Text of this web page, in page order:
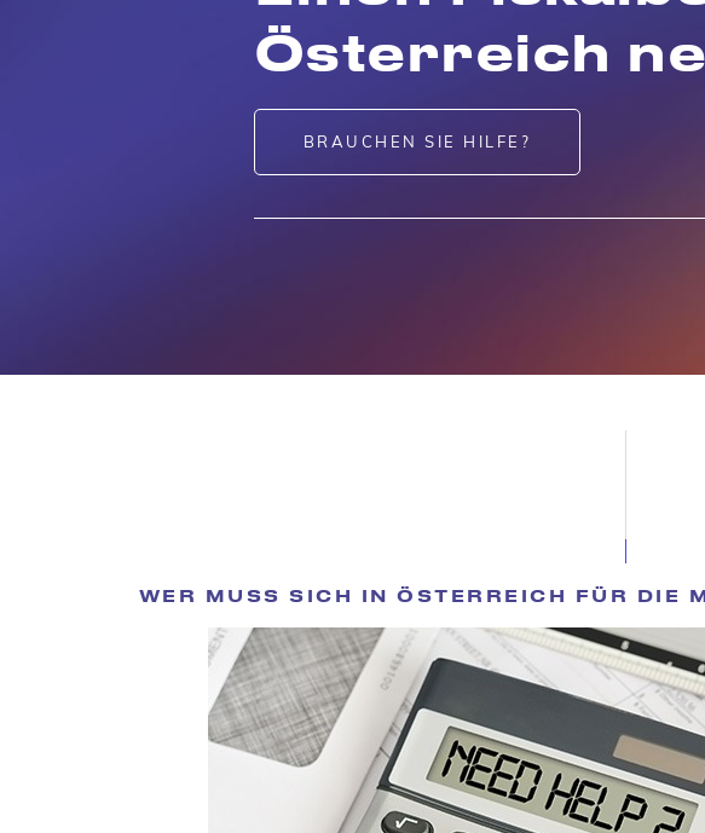
Österreich
BRAUCHEN SIE HILFE?
WER MUSS SICH IN ÖSTERREICH FÜR DIE